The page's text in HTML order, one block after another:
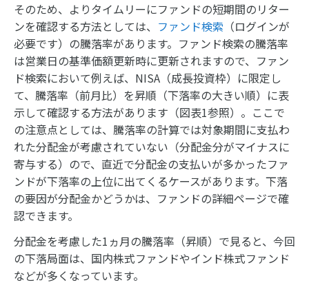
そのため、よりタイムリーにファンドの短期間のリター
ンを確認する方法としては、 ファンド検索 （ログインが
必要です）の騰落率があります。ファンド検索の騰落率
は営業日の基準価額更新時に更新されますので、ファン
ド検索において例えば、NISA（成長投資枠）に限定し
て、騰落率（前月比）を昇順（下落率の大きい順）に表
示して確認する方法があります（図表1参照）。ここで
の注意点としては、騰落率の計算では対象期間に支払わ
れた分配金が考慮されていない（分配金分がマイナスに
寄与する）ので、直近で分配金の支払いが多かったファ
ンドが下落率の上位に出てくるケースがあります。下落
の要因が分配金かどうかは、ファンドの詳細ページで確
認できます。
分配金を考慮した1ヵ月の騰落率（昇順）で見ると、今回
の下落局面は、国内株式ファンドやインド株式ファンド
などが多くなっています。